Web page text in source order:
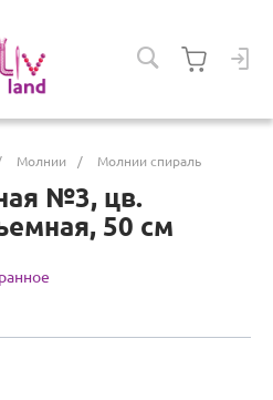
Молнии / Молнии спираль
№3, цв.
50 см